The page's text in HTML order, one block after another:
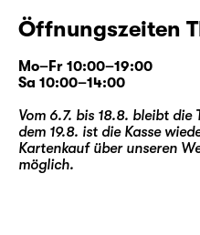
Öffnungszeiten
Mo–Fr 10:00–19:00
Sa 10:00–14:00
Vom 6.7. bis 18.8. bleibt die
dem 19.8. ist die Kasse
Kartenkauf über unseren
möglich.